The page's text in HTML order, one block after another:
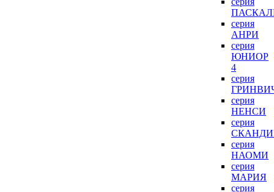
серия
АНРИ
серия
ЮНИОР
4
серия
серия
НЕНСИ
серия
серия
НАОМИ
серия
МАРИЯ
серия